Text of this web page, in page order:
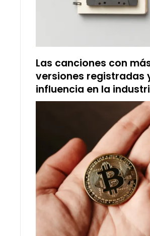
Las canciones con
versiones registradas
influencia en la